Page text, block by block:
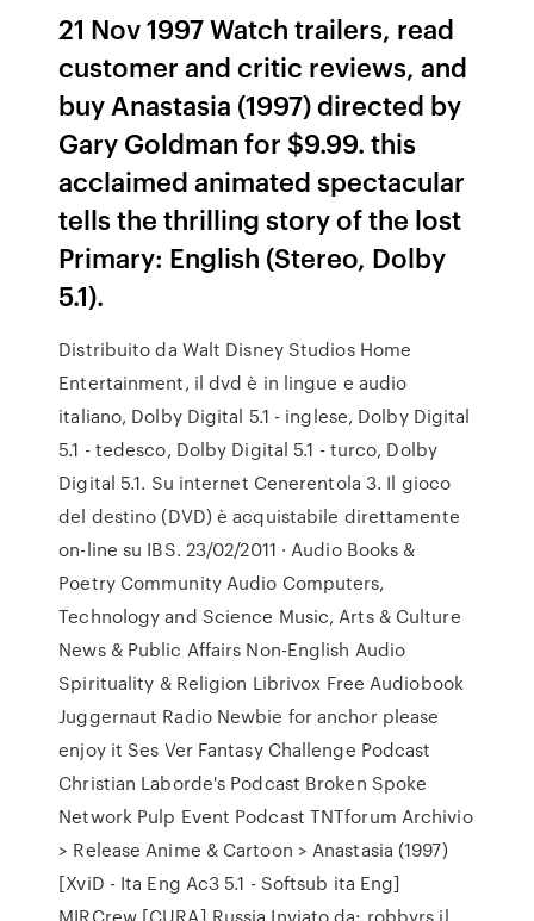
21 Nov 1997 Watch trailers, read
customer and critic reviews, and
buy Anastasia (1997) directed by
Gary Goldman for $9.99. this
acclaimed animated spectacular
tells the thrilling story of the lost
Primary: English (Stereo, Dolby
5.1).
Distribuito da Walt Disney Studios Home
Entertainment, il dvd è in lingue e audio
italiano, Dolby Digital 5.1 - inglese, Dolby Digital
5.1 - tedesco, Dolby Digital 5.1 - turco, Dolby
Digital 5.1. Su internet Cenerentola 3. Il gioco
del destino (DVD) è acquistabile direttamente
on-line su IBS. 23/02/2011 · Audio Books &
Poetry Community Audio Computers,
Technology and Science Music, Arts & Culture
News & Public Affairs Non-English Audio
Spirituality & Religion Librivox Free Audiobook
Juggernaut Radio Newbie for anchor please
enjoy it Ses Ver Fantasy Challenge Podcast
Christian Laborde's Podcast Broken Spoke
Network Pulp Event Podcast TNTforum Archivio
> Release Anime & Cartoon > Anastasia (1997)
[XviD - Ita Eng Ac3 5.1 - Softsub ita Eng]
MIRCrew [CURA] Russia Inviato da: robbyrs il